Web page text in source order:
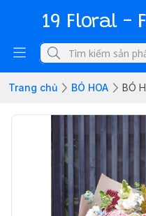
19 Floral -
Trang chủ BÓ HOA BÓ